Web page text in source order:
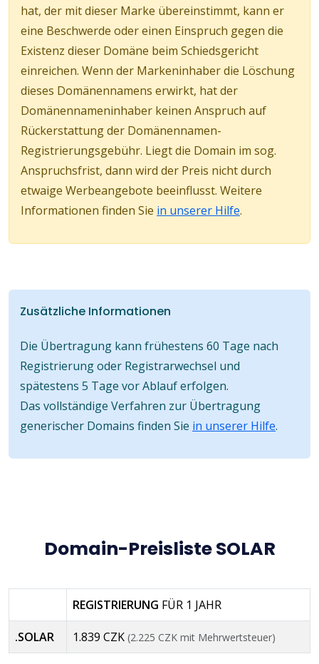
hat, der mit dieser Marke übereinstimmt, kann er
eine Beschwerde oder einen Einspruch gegen die
Existenz dieser Domäne beim Schiedsgericht
einreichen. Wenn der Markeninhaber die Löschung
dieses Domänennamens erwirkt, hat der
Domänennameninhaber keinen Anspruch auf
Rückerstattung der Domänennamen-
Registrierungsgebühr. Liegt die Domain im sog.
Anspruchsfrist, dann wird der Preis nicht durch
etwaige Werbeangebote beeinflusst. Weitere
Informationen finden Sie in unserer Hilfe.
Zusätzliche Informationen
Die Übertragung kann frühestens 60 Tage nach
Registrierung oder Registrarwechsel und
spätestens 5 Tage vor Ablauf erfolgen.
Das vollständige Verfahren zur Übertragung
generischer Domains finden Sie in unserer Hilfe.
Domain-Preisliste SOLAR
REGISTRIERUNG FÜR 1 JAHR
.SOLAR 1.839 CZK (2.225 CZK mit Mehrwertsteuer)